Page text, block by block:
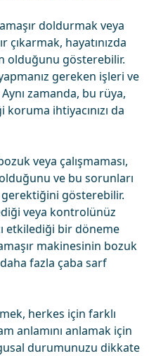
doldurmak veya
çıkarmak, hayatınızda
olduğunu gösterebilir.
gereken işleri ve
zamanda, bu rüya,
ihtiyacınızı da
veya çalışmaması,
ve bu sorunları
gösterebilir.
veya kontrolünüz
etkilediği bir döneme
makinesinin bozuk
fazla çaba sarf
herkes için farklı
anlamını anlamak için
durumunuzu dikkate